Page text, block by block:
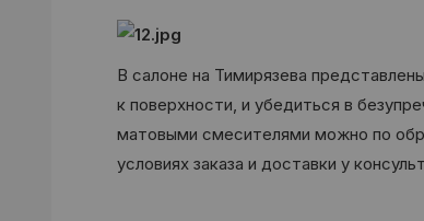
В салоне на Тимирязева
к поверхности, и убедиться в
матовыми смесителями можно по
условиях заказа и доставки у